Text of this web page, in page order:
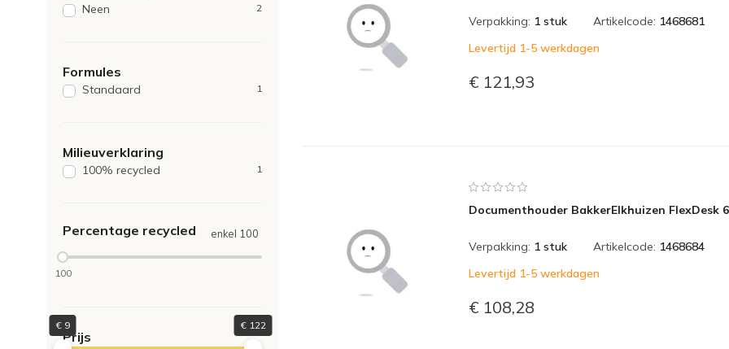
Neen 2
Formules
Standaard 1
Milieuverklaring
100% recycled 1
Percentage recycled enkel 100
100
Prijs
€ 9 € 122
Verpakking: 1 stuk Artikelcode: 1468681
Levertijd 1-5 werkdagen
€ 121,93
Documenthouder BakkerElkhuizen FlexDesk
Verpakking: 1 stuk Artikelcode: 1468684
Levertijd 1-5 werkdagen
€ 108,28